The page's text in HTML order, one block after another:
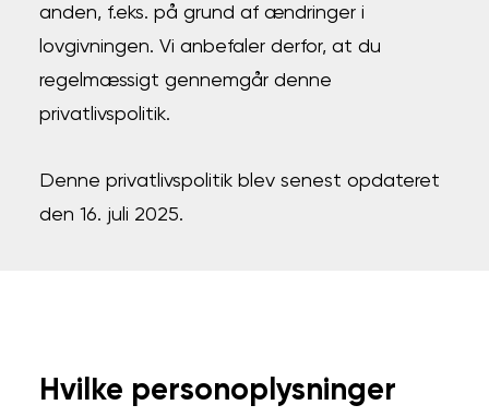
anden, f.eks. på grund af ændringer i
lovgivningen. Vi anbefaler derfor, at du
regelmæssigt gennemgår denne
privatlivspolitik.
Denne privatlivspolitik blev senest opdateret
den 16. juli 2025.
Hvilke personoplysninger